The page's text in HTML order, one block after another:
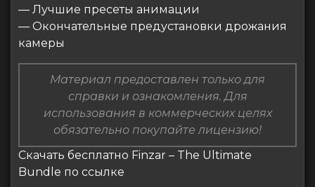
— Лучшие пресеты анимации
— Окончательные предустановки дрожания
камеры
Материал предоставлен только для
справки и ознакомления. Для
использования в коммерческих целях
обязательно покупайте лицензию!
Скачать бесплатно Finzar – The Ultimate
Bundle по ссылке